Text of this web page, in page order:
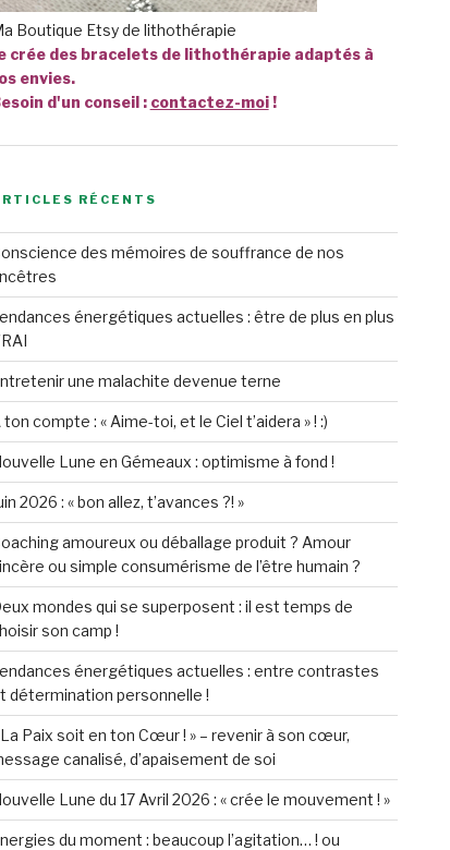
Boutique Etsy de lithothérapie
crée des bracelets de lithothérapie adaptés à
envies.
d'un conseil : contactez-moi!
RÉCENTS
des mémoires de souffrance de nos
énergétiques actuelles : être de plus en plus
une malachite devenue terne
ton compte : « Aime-toi, et le Ciel t’aidera » ! :)
Lune en Gémeaux : optimisme à fond !
2026 : « bon allez, t’avances ?! »
amoureux ou déballage produit ? Amour
ou simple consumérisme de l’être humain ?
mondes qui se superposent : il est temps de
son camp !
énergétiques actuelles : entre contrastes
détermination personnelle !
La Paix soit en ton Cœur ! » – revenir à son cœur,
canalisé, d’apaisement de soi
Lune du 17 Avril 2026 : « crée le mouvement ! »
du moment : beaucoup l’agitation… ! ou